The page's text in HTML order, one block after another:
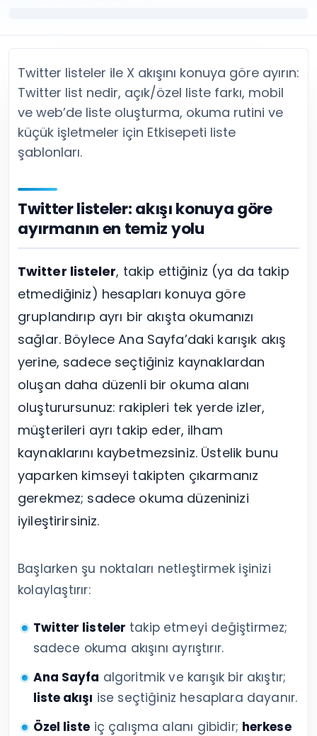
Twitter (X) Retweet Satın Al
Twitter (X) Video İzlenme Satın Al
Tümünü Gör
YouTube
YouTube Abone Satın Al
YouTube Beğeni Satın Al
YouTube İzlenme Satın Al
YouTube Yorum Satın Al
Facebook
Facebook Beğeni Satın Al
Facebook Takipçi Satın Al
Facebook Yorum Satın Al
Tümünü Gör
Tümünü Gör
Diğer ücretsiz araçlar
Facebook Araçları
LinkedIn Araçları
Spotify Araçları
Telegram Araçları
Twitch Araçları
SoundCloud Araçları
Tümünü Gör
Twitter listeler ile X akışını konuya göre ayırın:
Twitter list nedir, açık/özel liste farkı, mobil
ve web’de liste oluşturma, okuma rutini ve
küçük işletmeler için Etkisepeti liste
şablonları.
Twitter listeler: akışı konuya göre
ayırmanın en temiz yolu
Twitter listeler, takip ettiğiniz (ya da takip
etmediğiniz) hesapları konuya göre
gruplandırıp ayrı bir akışta okumanızı
sağlar. Böylece Ana Sayfa’daki karışık akış
yerine, sadece seçtiğiniz kaynaklardan
oluşan daha düzenli bir okuma alanı
oluşturursunuz: rakipleri tek yerde izler,
müşterileri ayrı takip eder, ilham
kaynaklarını kaybetmezsiniz. Üstelik bunu
yaparken kimseyi takipten çıkarmanız
gerekmez; sadece okuma düzeninizi
iyileştirirsiniz.
Başlarken şu noktaları netleştirmek işinizi
kolaylaştırır:
Twitter listeler takip etmeyi değiştirmez;
sadece okuma akışını ayrıştırır.
Ana Sayfa algoritmik ve karışık bir akıştır;
liste akışı ise seçtiğiniz hesaplara dayanır.
Özel liste iç çalışma alanı gibidir; herkese